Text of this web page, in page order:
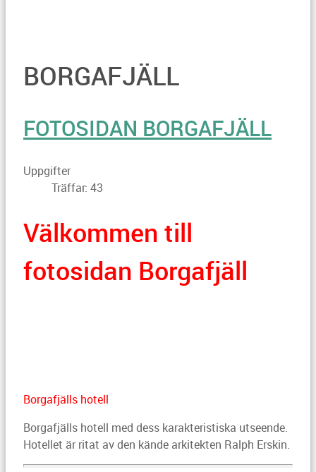
BORGAFJÄLL
FOTOSIDAN BORGAFJÄLL
Uppgifter
Träffar: 43
Välkommen till
fotosidan Borgafjäll
Borgafjälls hotell
Borgafjälls hotell med dess karakteristiska utseende.
Hotellet är ritat av den kände arkitekten Ralph Erskin.